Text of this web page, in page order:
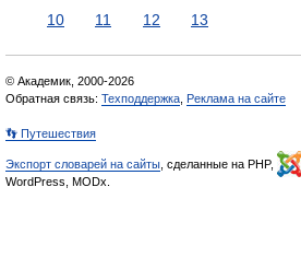
10
11 12 13
© Академик, 2000-2026
Обратная связь: Техподдержка Реклама на сайте
👣 Путешествия
Экспорт словарей на сайты , сделанные на PHP,
WordPress, MODx.